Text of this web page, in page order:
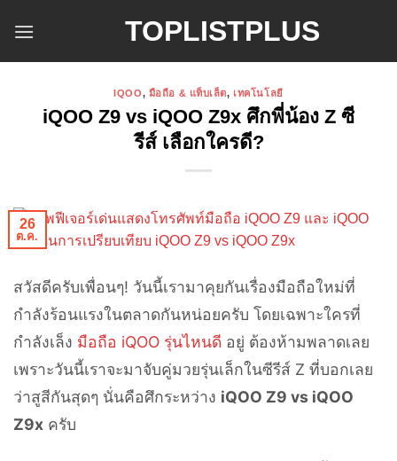
TOPLISTPLUS
IQOO, มือถือ & แท็บเล็ต, เทคโนโลยี
iQOO Z9 vs iQOO Z9x ศึกพี่น้อง Z ซี
รีส์ เลือกใครดี?
26
ต.ค.
สวัสดีครับเพื่อนๆ! วันนี้เรามาคุยกันเรื่องมือถือใหม่ที่
กำลังร้อนแรงในตลาดกันหน่อยครับ โดยเฉพาะใครที่
กำลังเล็ง มือถือ iQOO รุ่นไหนดี อยู่ ต้องห้ามพลาดเลย
เพราะวันนี้เราจะมาจับคู่มวยรุ่นเล็กในซีรีส์ Z ที่บอกเลย
ว่าสูสีกันสุดๆ นั่นคือศึกระหว่าง iQOO Z9 vs iQOO
Z9x ครับ